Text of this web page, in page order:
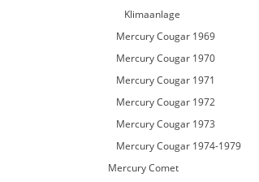
Klimaanlage
Mercury Cougar 1969
Mercury Cougar 1970
Mercury Cougar 1971
Mercury Cougar 1972
Mercury Cougar 1973
Mercury Cougar 1974-1979
Mercury Comet